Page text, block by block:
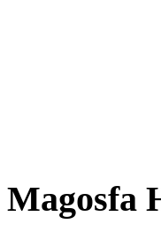
Magosfa